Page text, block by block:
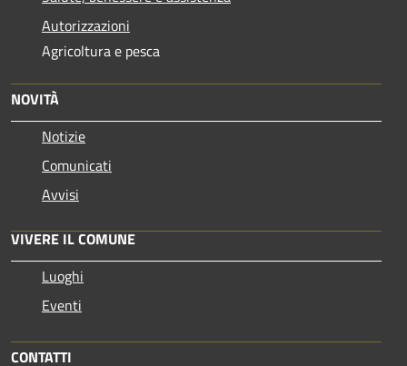
Autorizzazioni
Agricoltura e pesca
NOVITÀ
Notizie
Comunicati
Avvisi
VIVERE IL COMUNE
Luoghi
Eventi
CONTATTI